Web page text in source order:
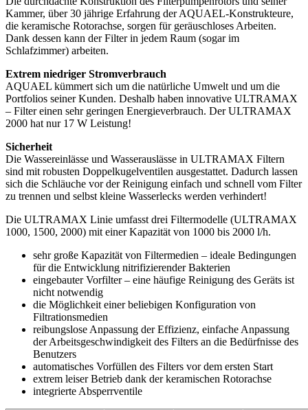
Kammer, über 30 jährige Erfahrung der AQUAEL-Konstrukteure,
die keramische Rotorachse, sorgen für geräuschloses Arbeiten.
Dank dessen kann der Filter in jedem Raum (sogar im
Schlafzimmer) arbeiten.
Extrem niedriger Stromverbrauch
AQUAEL kümmert sich um die natürliche Umwelt und um die
Portfolios seiner Kunden. Deshalb haben innovative ULTRAMAX
– Filter einen sehr geringen Energieverbrauch. Der ULTRAMAX
2000 hat nur 17 W Leistung!
Sicherheit
Die Wassereinlässe und Wasserauslässe in ULTRAMAX Filtern
sind mit robusten Doppelkugelventilen ausgestattet. Dadurch lassen
sich die Schläuche vor der Reinigung einfach und schnell vom Filter
zu trennen und selbst kleine Wasserlecks werden verhindert!
Die ULTRAMAX Linie umfasst drei Filtermodelle (ULTRAMAX
1000, 1500, 2000) mit einer Kapazität von 1000 bis 2000 l/h.
sehr große Kapazität von Filtermedien – ideale Bedingungen
für die Entwicklung nitrifizierender Bakterien
eingebauter Vorfilter – eine häufige Reinigung des Geräts ist
nicht notwendig
die Möglichkeit einer beliebigen Konfiguration von
Filtrationsmedien
reibungslose Anpassung der Effizienz, einfache Anpassung
der Arbeitsgeschwindigkeit des Filters an die Bedürfnisse des
Benutzers
automatisches Vorfüllen des Filters vor dem ersten Start
extrem leiser Betrieb dank der keramischen Rotorachse
integrierte Absperrventile